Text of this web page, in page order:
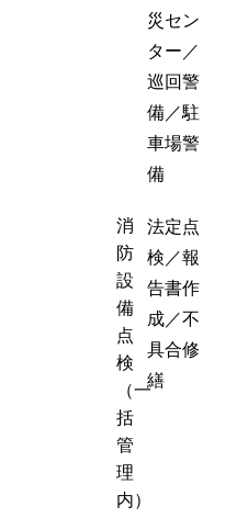
災セン
ター／
巡回警
備／駐
車場警
備
消
防
設
備
点
検
（一
括
管
理
内）
法定点
検／報
告書作
成／不
具合修
繕